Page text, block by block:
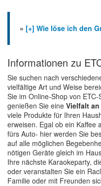
» [+] Wie löse ich den
Informationen zu
Sie suchen nach
vielfältige Art und Weise
Sie im Online-Shop von
genießen Sie eine Vielfalt
viele Produkte für Ihren
erweisen. Egal ob ein Kaffee
fürs Auto- hier werden Sie
auf alle möglichen
nötigen Geräte gleich im
Ihre nächste Karaokeparty,
oder veranstalten Sie ein
Familie oder mit Freunden